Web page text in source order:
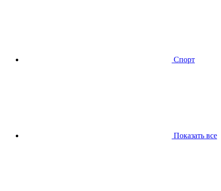
Спорт
Показать все